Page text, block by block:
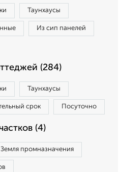
Таунхаусы
Из сип панелей
(284)
Таунхаусы
срок Посуточно
(4)
Земля промназначения